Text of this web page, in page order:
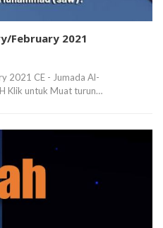
February 2021
2021 CE - Jumada Al-
Klik untuk Muat turun…